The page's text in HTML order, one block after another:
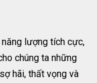
lượng tích cực,
chúng ta những
hãi, thất vọng và